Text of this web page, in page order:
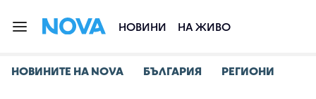
НОВИНИ НА ЖИВО
НОВИНИТЕ НА NOVA БЪЛГАРИЯ РЕГИОНИ